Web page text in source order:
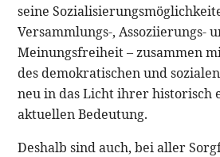
seine
Versammlungs-, Assoziierungs-
Meinungsfreiheit – zusammen
des demokratischen und
neu in das Licht ihrer historisch
aktuellen Bedeutung.
Deshalb sind auch, bei aller